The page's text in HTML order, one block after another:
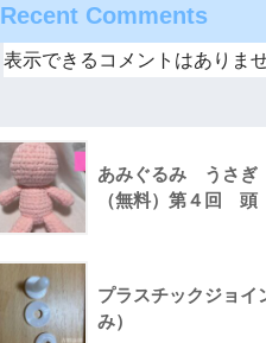
Recent Comments
表示できるコメントはありませ
あみぐるみ うさぎ
（無料）第４回 頭
プラスチックジョイ
み）